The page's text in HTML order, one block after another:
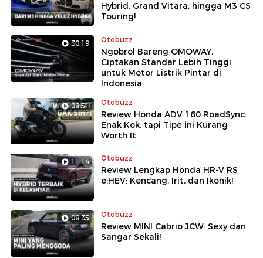
Hybrid, Grand Vitara, hingga M3 CS
Touring!
30:19 Otobuzz
Ngobrol Bareng OMOWAY,
Ciptakan Standar Lebih Tinggi
untuk Motor Listrik Pintar di
Indonesia
08:51 Otobuzz
Review Honda ADV 160 RoadSync:
Enak Kok, tapi Tipe ini Kurang
Worth It
11:14 Otobuzz
Review Lengkap Honda HR-V RS
e:HEV: Kencang, Irit, dan Ikonik!
08:35 Otobuzz
Review MINI Cabrio JCW: Sexy dan
Sangar Sekali!